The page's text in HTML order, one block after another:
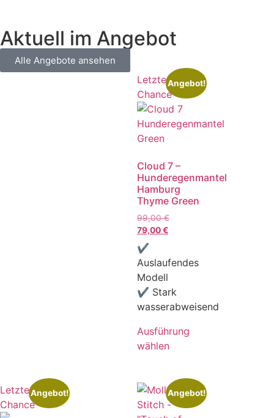
Aktuell im Angebot
Alle Angebote ansehen
Letzte
Chance
Angebot!
Cloud 7 –
Hunderegenmantel
Hamburg
Thyme Green
99,00€
79,00€
✔
Auslaufendes
Modell
✔ Stark
wasserabweisend
Ausführung
wählen
Letzte
Chance
Angebot! Angebot!